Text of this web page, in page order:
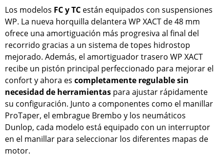
Los modelos FC y TC están equipados con suspensiones
WP. La nueva horquilla delantera WP XACT de 48 mm
ofrece una amortiguación más progresiva al final del
recorrido gracias a un sistema de topes hidrostop
mejorado. Además, el amortiguador trasero WP XACT
recibe un pistón principal perfeccionado para mejorar el
confort y ahora es completamente regulable sin
necesidad de herramientas para ajustar rápidamente
su configuración. Junto a componentes como el manillar
ProTaper, el embrague Brembo y los neumáticos
Dunlop, cada modelo está equipado con un interruptor
en el manillar para seleccionar los diferentes mapas de
motor.